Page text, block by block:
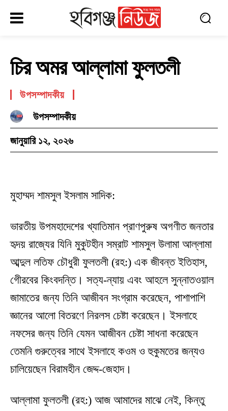
চির অমর আল্লামা ফুলতলী
উপসম্পাদকীয়
উপসম্পাদকীয়
জানুয়ারি ১২, ২০২৬
মুহাম্মদ শামসুল ইসলাম সাদিক:
ভারতীয় উপমহাদেশের খ্যাতিমান প্রাণপুরুষ অগণীত জনতার
হৃদয় রাজ্যের যিনি মুকুটহীন সম্রাট শামসুল উলামা আল্লামা
আব্দুল লতিফ চৌধুরী ফুলতলী (রহ:) এক জীবন্ত ইতিহাস,
গেীরবের কিংবদন্তি। সত্য-ন্যায় এবং আহলে সুন্নাতওয়াল
জামাতের জন্য তিনি আজীবন সংগ্রাম করেছেন, পাশাপাশি
জ্ঞানের আলো বিতরণে নিরলস চেষ্টা করেছেন। ইসলাহে
নফসের জন্য তিনি যেমন আজীবন চেষ্টা সাধনা করেছেন
তেমনি গুরুত্বের সাথে ইসলাহে কওম ও হুকুমতের জন্যও
চালিয়েছেন বিরামহীন জেদ্দ-জেহাদ।
আল্লামা ফুলতলী (রহ:) আজ আমাদের মাঝে নেই, কিন্তু